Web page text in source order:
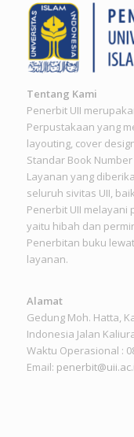
Tentang Kami
Penerbit UII
Perpustakaan yang
layouting, cover
Standar Book
Layanan yang
seluruh sivitas UII,
Penerbit UII
yaitu hibah dan
Penerbitan buku
layanan.
Alamat
Gedung Moh. Hatta,
Indonesia Jalan
Waktu Operasional :
Email: